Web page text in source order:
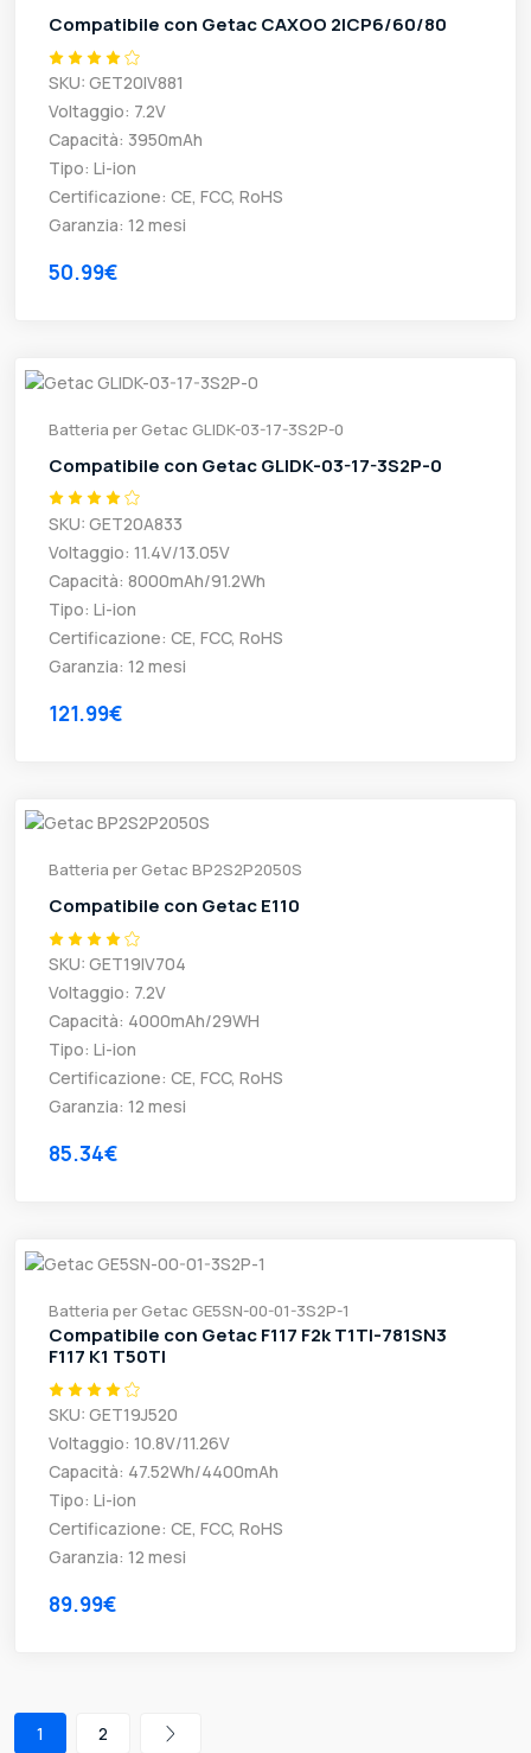
Compatibile con Getac CAXOO 2ICP6/60/80
SKU: GET20IV881
Voltaggio: 7.2V
Capacità: 3950mAh
Tipo: Li-ion
Certificazione: CE, FCC, RoHS
Garanzia: 12 mesi
50.99€
Batteria per Getac GLIDK-03-17-3S2P-0
Compatibile con Getac GLIDK-03-17-3S2P-0
SKU: GET20A833
Voltaggio: 11.4V/13.05V
Capacità: 8000mAh/91.2Wh
Tipo: Li-ion
Certificazione: CE, FCC, RoHS
Garanzia: 12 mesi
121.99€
Batteria per Getac BP2S2P2050S
Compatibile con Getac E110
SKU: GET19IV704
Voltaggio: 7.2V
Capacità: 4000mAh/29WH
Tipo: Li-ion
Certificazione: CE, FCC, RoHS
Garanzia: 12 mesi
85.34€
Batteria per Getac GE5SN-00-01-3S2P-1
Compatibile con Getac F117 F2k T1TI-781SN3
F117 K1 T50TI
SKU: GET19J520
Voltaggio: 10.8V/11.26V
Capacità: 47.52Wh/4400mAh
Tipo: Li-ion
Certificazione: CE, FCC, RoHS
Garanzia: 12 mesi
89.99€
1 2